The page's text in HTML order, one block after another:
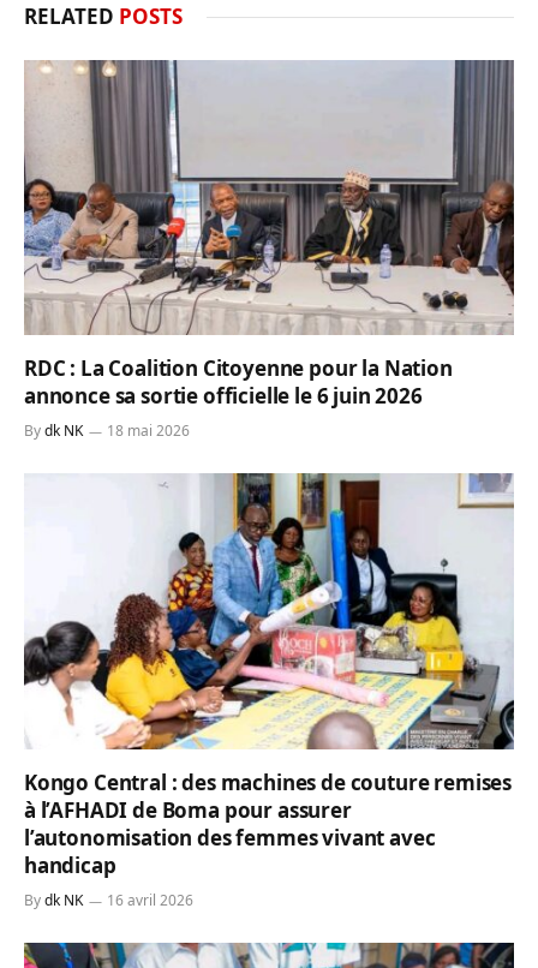
RELATED POSTS
RDC : La Coalition Citoyenne pour la Nation
annonce sa sortie officielle le 6 juin 2026
Bydk NK 18 mai 2026
Kongo Central : des machines de couture remises
à l’AFHADI de Boma pour assurer
l’autonomisation des femmes vivant avec
handicap
Bydk NK 16 avril 2026